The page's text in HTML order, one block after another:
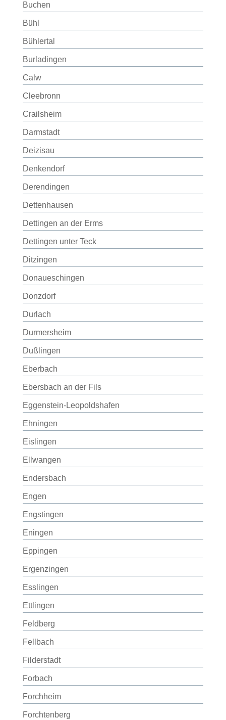
Buchen
Bühl
Bühlertal
Burladingen
Calw
Cleebronn
Crailsheim
Darmstadt
Deizisau
Denkendorf
Derendingen
Dettenhausen
Dettingen an der Erms
Dettingen unter Teck
Ditzingen
Donaueschingen
Donzdorf
Durlach
Durmersheim
Dußlingen
Eberbach
Ebersbach an der Fils
Eggenstein-Leopoldshafen
Ehningen
Eislingen
Ellwangen
Endersbach
Engen
Engstingen
Eningen
Eppingen
Ergenzingen
Esslingen
Ettlingen
Feldberg
Fellbach
Filderstadt
Forbach
Forchheim
Forchtenberg